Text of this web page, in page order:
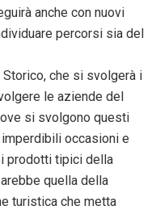
anche con nuovi
percorsi sia del
che si svolgerà i
le aziende del
si svolgono questi
occasioni e
prodotti tipici della
quella della
turistica che metta